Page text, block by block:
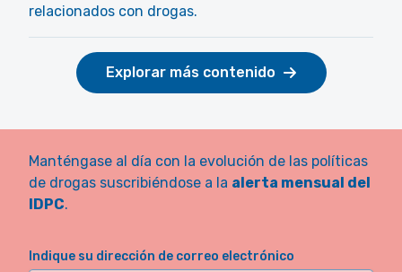
relacionados con drogas.
Explorar más contenido
Manténgase al día con la evolución de las políticas
de drogas suscribiéndose a la alerta mensual del
IDPC.
Indique su dirección de correo electrónico